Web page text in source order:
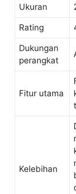
Ukuran
Rating
Dukungan
perangkat
Fitur utama
Kelebihan